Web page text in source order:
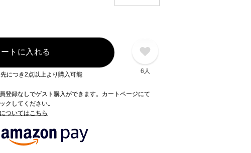
ートに入れる
につき2点以上より購入可能 6人
登録なしでゲスト購入ができます。カートページにて
クしてください。
ついてはこちら